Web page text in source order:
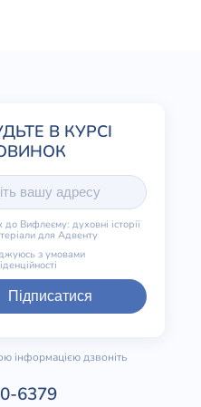
Вифлеєму: духовні історії
для Адвенту
з умовами
Підписатися
інформацією дзвоніть
6379